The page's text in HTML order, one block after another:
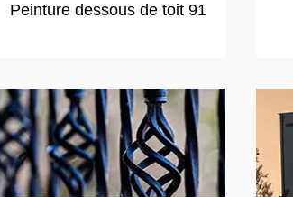
Peinture dessous de toit 91